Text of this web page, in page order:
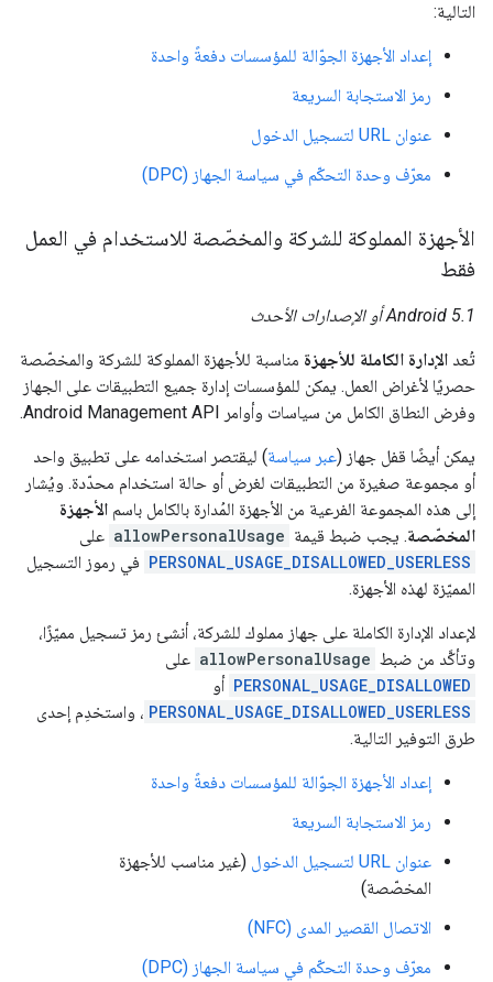
التالية:
إعداد الأجهزة الجوّالة للمؤسسات دفعةً واحدة
رمز الاستجابة السريعة
عنوان URL لتسجيل الدخول
معرّف وحدة التحكّم في سياسة الجهاز (DPC)
الأجهزة المملوكة للشركة والمخصّصة للاستخدام في العمل
فقط
Android 5.1 أو الإصدارات الأحدث
تُعد الإدارة الكاملة للأجهزة مناسبة للأجهزة المملوكة للشركة والمخصّصة
حصريًا لأغراض العمل. يمكن للمؤسسات إدارة جميع التطبيقات على الجهاز
وفرض النطاق الكامل من سياسات وأوامر Android Management API.
يمكن أيضًا قفل جهاز (عبر سياسة) ليقتصر استخدامه على تطبيق واحد
أو مجموعة صغيرة من التطبيقات لغرض أو حالة استخدام محدّدة. ويُشار
إلى هذه المجموعة الفرعية من الأجهزة المُدارة بالكامل باسم الأجهزة
المخصّصة. يجب ضبط قيمة allowPersonalUsage على
PERSONAL_USAGE_DISALLOWED_USERLESS في رموز التسجيل
المميّزة لهذه الأجهزة.
لإعداد الإدارة الكاملة على جهاز مملوك للشركة، أنشئ رمز تسجيل مميّزًا،
وتأكَّد من ضبط allowPersonalUsage على
PERSONAL_USAGE_DISALLOWED أو
PERSONAL_USAGE_DISALLOWED_USERLESS ، واستخدِم إحدى
طرق التوفير التالية.
إعداد الأجهزة الجوّالة للمؤسسات دفعةً واحدة
رمز الاستجابة السريعة
عنوان URL لتسجيل الدخول
(غير مناسب للأجهزة
المخصّصة)
الاتصال القصير المدى (NFC)
معرّف وحدة التحكّم في سياسة الجهاز (DPC)